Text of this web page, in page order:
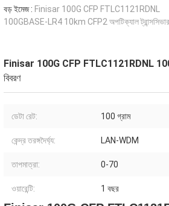
বড় ইমেজ : Finisar 100G CFP FTLC1121RDNL
100GBASE-LR4 10km CFP2 অপটিক্যাল ট্রান্সসিভার
Finisar 100G CFP FTLC1121RDNL
বিবরণ
ডেটা রেট: 100 গ্রাম
কেন্দ্র তরঙ্গদৈর্ঘ্য: LAN-WDM
তাপমাত্রা: 0-70
ওয়ারেন্টি: 1 বছর